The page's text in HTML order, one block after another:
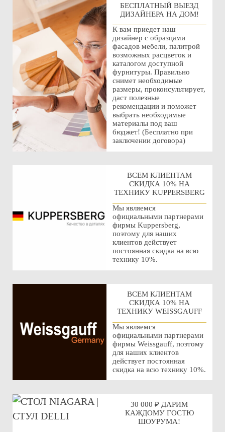
БЕСПЛАТНЫЙ ВЫЕЗД
ДИЗАЙНЕРА НА ДОМ!
К вам приедет наш
дизайнер с образцами
фасадов мебели, палитрой
возможных расцветок и
каталогом доступной
фурнитуры. Правильно
снимет необходимые
размеры, проконсультирует,
даст полезные
рекомендации и поможет
выбрать необходимые
материалы под ваш
бюджет! (Бесплатно при
заключении договора)
ВСЕМ КЛИЕНТАМ
СКИДКА 10% НА
ТЕХНИКУ KUPPERSBERG
Мы являемся
официальными партнерами
фирмы Kuppersberg,
поэтому для наших
клиентов действует
постоянная скидка на всю
технику 10%.
ВСЕМ КЛИЕНТАМ
СКИДКА 10% НА
ТЕХНИКУ WEISSGAUFF
Мы являемся
официальными партнерами
фирмы Weissgauff, поэтому
для наших клиентов
действует постоянная
скидка на всю технику 10%.
30 000 ₽ ДАРИМ
КАЖДОМУ ГОСТЮ
ШОУРУМА!